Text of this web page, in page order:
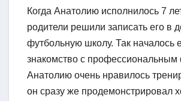
Когда Анатолию исполнилось 7
родители решили записать его в
футбольную школу. Так началось
знакомство с профессиональным
Анатолию очень нравилось
он сразу же продемонстрировал